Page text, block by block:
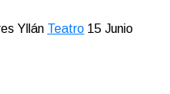
Yllán Teatro 15 Junio